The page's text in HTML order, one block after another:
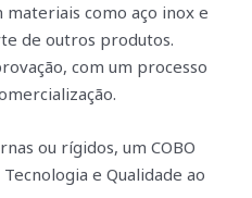
como aço inox e
de outros produtos.
com um processo
ou rígidos, um COBO
e Qualidade ao